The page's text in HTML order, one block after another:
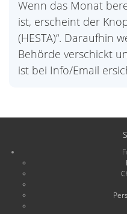
Wenn das Monat
ist, erscheint der
(HESTA)“. Daraufhin
Behörde verschickt
ist bei Info/Email